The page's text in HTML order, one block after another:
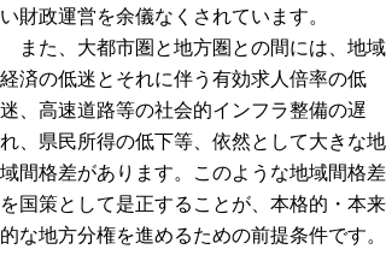
い財政運営を余儀なくされています。
また、大都市圏と地方圏との間には、地域
経済の低迷とそれに伴う有効求人倍率の低
迷、高速道路等の社会的インフラ整備の遅
れ、県民所得の低下等、依然として大きな地
域間格差があります。このような地域間格差
を国策として是正することが、本格的・本来
的な地方分権を進めるための前提条件です。